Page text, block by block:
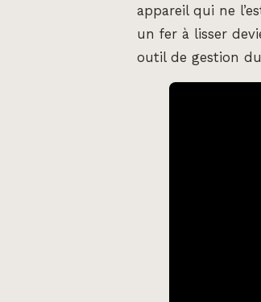
appareil qui ne
un fer à lisser
outil de gestion